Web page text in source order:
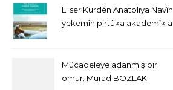
Li ser Kurdên Anatoliya Navîn
yekemîn pirtûka akademîk a
Mücadeleye adanmış bir
ömür: Murad BOZLAK